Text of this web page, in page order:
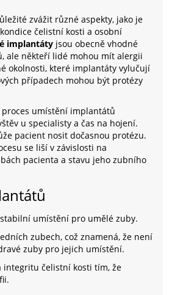
zvážit různé aspekty, jako je
čelistní kosti a osobní
implantáty jsou obecně vhodné
ale někteří lidé mohou mít alergii
okolnosti, které implantáty vylučují
případech mohou být protézy
proces umístění implantátů
u specialisty a čas na hojení.
pacient nosit dočasnou protézu.
se liší v závislosti na
pacienta a stavu jeho zubního
umístění pro umělé zuby.
zubech, což znamená, že není
zuby pro jejich umístění.
integritu čelistní kosti tím, že